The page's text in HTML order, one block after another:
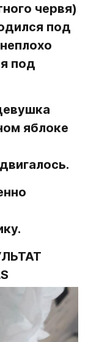
червя)
под
под
яблоке